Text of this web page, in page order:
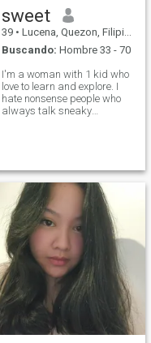
sweet
39 • Lucena, Quezon, Filipinas
Buscando: Hombre 33 - 70
I'm a woman with 1 kid who
love to learn and explore. I
hate nonsense people who
always talk sneaky
that is clear. Sorry for being
a bit rud